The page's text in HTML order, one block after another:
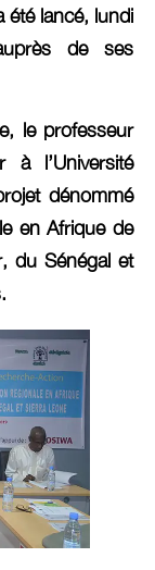
été lancé, lundi
de ses
le professeur
à l’Université
dénommé
en Afrique de
du Sénégal et